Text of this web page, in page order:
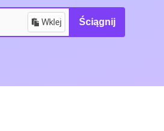
Wklej Ściągnij